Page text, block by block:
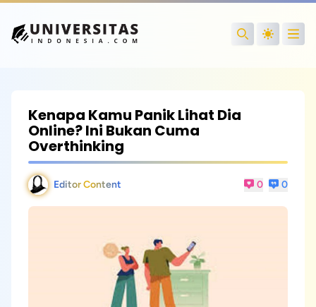
Search
Kenapa Kamu Panik Lihat Dia
Online? Ini Bukan Cuma
Overthinking
Editor Content 0 0